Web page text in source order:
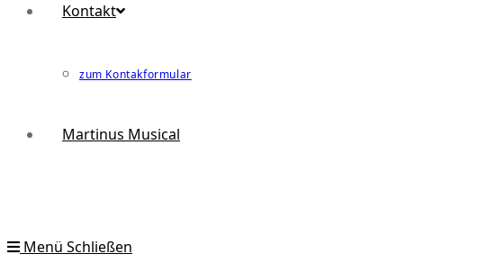
Kontakt
zum Kontakformular
Martinus Musical
Menü Schließen